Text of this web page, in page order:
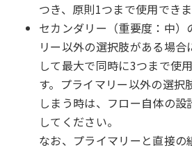
つき、原則1つまで使用できま
セカンダリー（重要度：中）
リー以外の選択肢がある場合
して最大で同時に3つまで使
す。プライマリー以外の選択
しまう時は、フロー自体の
してください。
なお、プライマリーと直接の